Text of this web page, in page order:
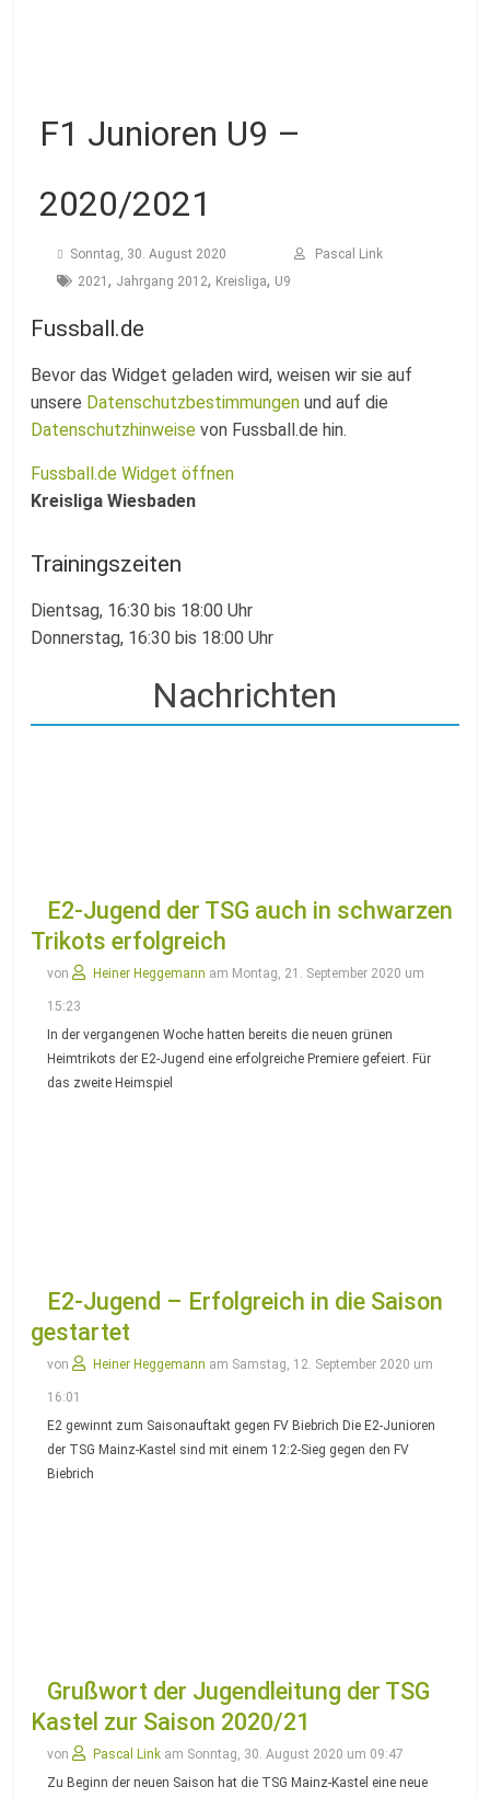
F1 Junioren U9 –
2020/2021
Sonntag, 30. August 2020
Pascal Link
2021, Jahrgang 2012, Kreisliga, U9
Fussball.de
Bevor das Widget geladen wird, weisen wir sie auf
unsere Datenschutzbestimmungen und auf die
Datenschutzhinweise von Fussball.de hin.
Fussball.de Widget öffnen
Kreisliga Wiesbaden
Trainingszeiten
Dientsag, 16:30 bis 18:00 Uhr
Donnerstag, 16:30 bis 18:00 Uhr
E2-Jugend der TSG auch in schwarzen
Trikots erfolgreich
von Heiner Heggemann am Montag, 21. September 2020 um
15:23
In der vergangenen Woche hatten bereits die neuen grünen
Heimtrikots der E2-Jugend eine erfolgreiche Premiere gefeiert. Für
das zweite Heimspiel
E2-Jugend – Erfolgreich in die Saison
gestartet
von Heiner Heggemann am Samstag, 12. September 2020 um
16:01
E2 gewinnt zum Saisonauftakt gegen FV Biebrich Die E2-Junioren
der TSG Mainz-Kastel sind mit einem 12:2-Sieg gegen den FV
Biebrich
Grußwort der Jugendleitung der TSG
Kastel zur Saison 2020/21
von Pascal Link am Sonntag, 30. August 2020 um 09:47
Zu Beginn der neuen Saison hat die TSG Mainz-Kastel eine neue